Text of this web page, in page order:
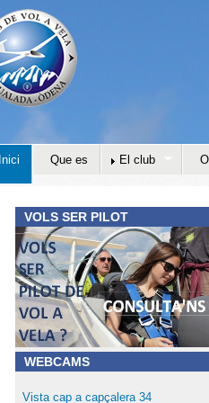
Inici Que es El club
VOLS SER PILOT
WEBCAMS
Vista cap a capçalera 34